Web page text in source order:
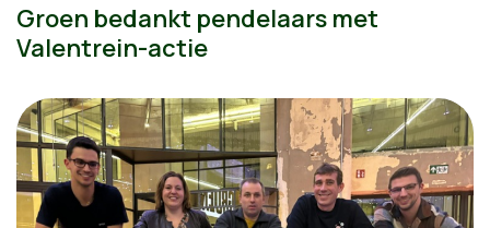
Groen bedankt pendelaars met
Valentrein-actie